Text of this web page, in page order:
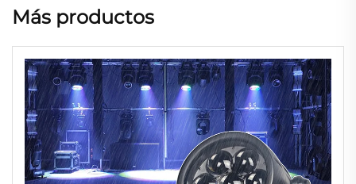
Más productos